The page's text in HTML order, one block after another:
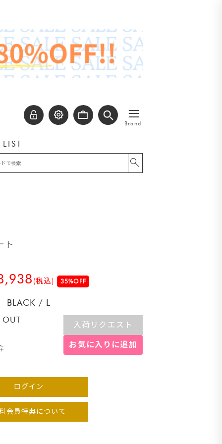
≡
Brand
ト
(税込) 35%OFF
BLACK / L
OUT
入荷リクエスト
お気に入りに追加
ログイン
会員特典について